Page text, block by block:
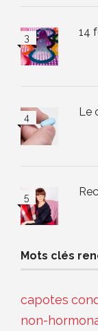
14
Le
Mots clés
capotes
non-